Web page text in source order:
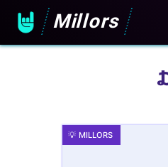
Millors